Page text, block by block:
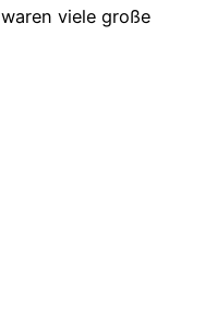
viele große